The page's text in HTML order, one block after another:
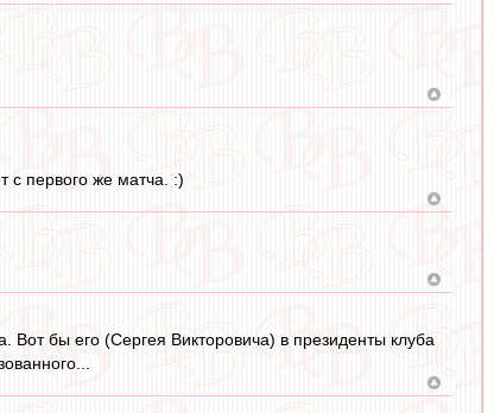
с первого же матча. :)
Вот бы его (Сергея Викторовича) в президенты клуба